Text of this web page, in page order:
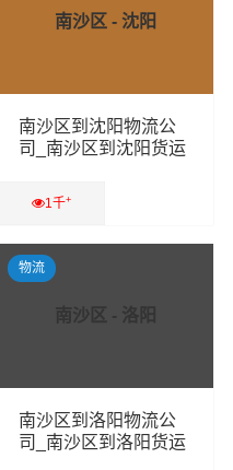
南沙区 - 沈阳
南沙区到沈阳物流公
司_南沙区到沈阳货运
1千+
查看详细
南沙区 - 洛阳
南沙区到洛阳物流公
司_南沙区到洛阳货运
物流